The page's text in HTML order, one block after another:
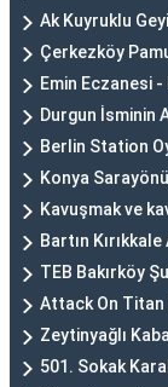
Ak Kuyruklu
Çerkezköy
Emin Eczanesi
Durgun İsminin
Berlin Station
Konya
Kavuşmak ve
Bartın
TEB Bakırköy
Attack On Titan
Zeytinyağlı
501. Sokak